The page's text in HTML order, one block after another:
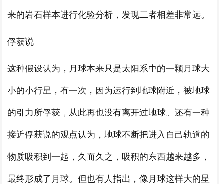
来的岩石样本进行化验分析，发现二者相差非常远。
俘获说
这种假设认为，月球本来只是太阳系中的一颗月球大
小的小行星，有一次，因为运行到地球附近，被地球
的引力所俘获，从此再也没有离开过地球。还有一种
接近俘获说的观点认为，地球不断把进入自己轨道的
物质吸积到一起，久而久之，吸积的东西越来越多，
最终形成了月球。但也有人指出，像月球这样大的星